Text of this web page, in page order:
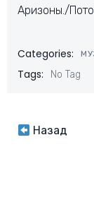
Аризоны./
Categories:
Tags: No Tag
Назад